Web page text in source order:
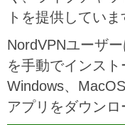
トを提供していま
NordVPNユーザ
を手動でインスト
Windows、
アプリをダウンロ